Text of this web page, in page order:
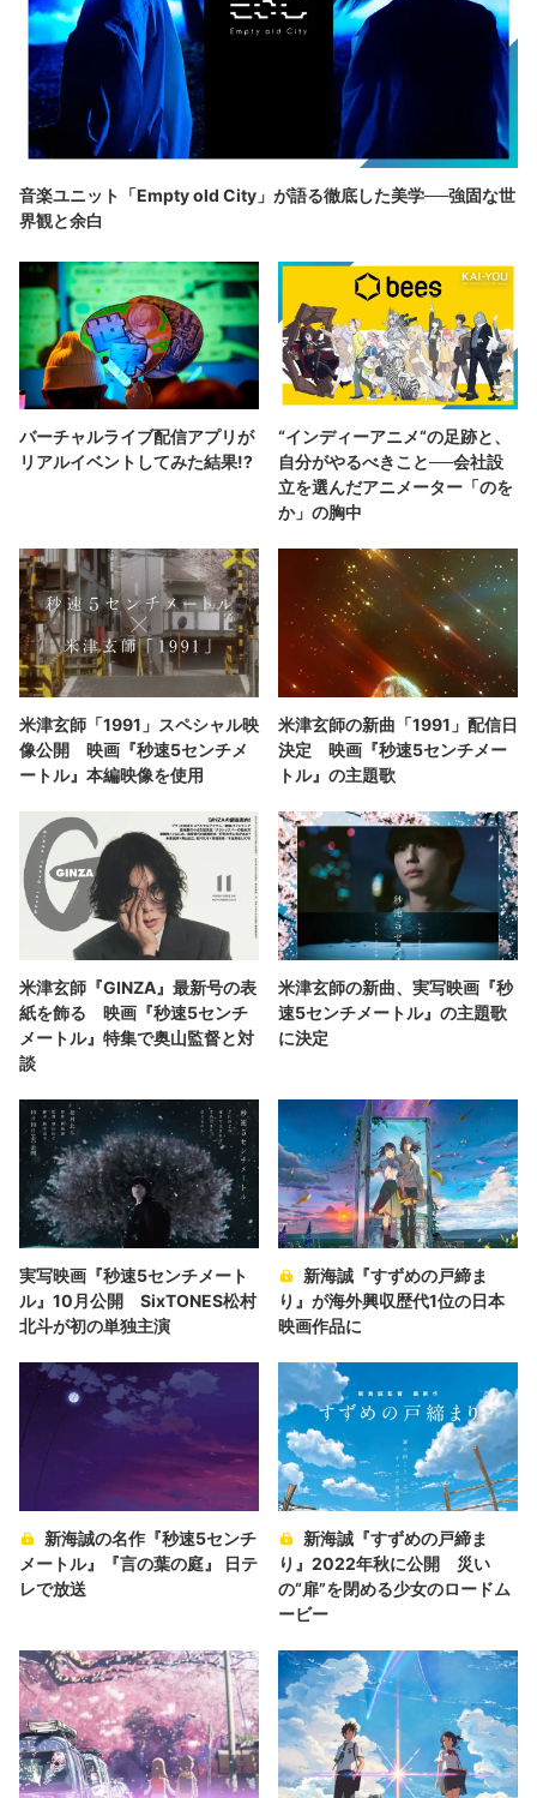
音楽ユニット「Empty old City」が語る徹底した美学──強固な世
界観と余白
バーチャルライブ配信アプリが
リアルイベントしてみた結果!?
“インディーアニメ“の足跡と、
自分がやるべきこと──会社設
立を選んだアニメーター「のを
か」の胸中
米津玄師「1991」スペシャル映
像公開 映画『秒速5センチメ
ートル』本編映像を使用
米津玄師の新曲「1991」配信日
決定 映画『秒速5センチメー
トル』の主題歌
米津玄師『GINZA』最新号の表
紙を飾る 映画『秒速5センチ
メートル』特集で奥山監督と対
談
米津玄師の新曲、実写映画『秒
速5センチメートル』の主題歌
に決定
実写映画『秒速5センチメート
ル』10月公開 SixTONES松村
北斗が初の単独主演
新海誠『すずめの戸締ま
り』が海外興収歴代1位の日本
映画作品に
新海誠の名作『秒速5センチ
メートル』『言の葉の庭』 日テ
レで放送
新海誠『すずめの戸締ま
り』2022年秋に公開 災い
の“扉”を閉める少女のロードム
ービー